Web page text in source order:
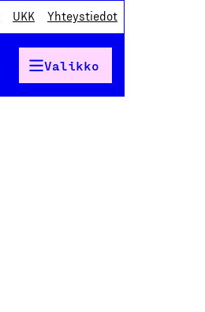
UKK Yhteystiedot
Valikko